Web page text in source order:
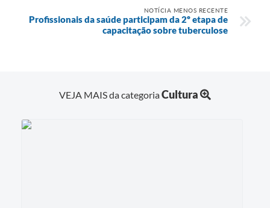
NOTÍCIA MENOS RECENTE
Profissionais da saúde participam da 2º etapa de
capacitação sobre tuberculose
VEJA MAIS da categoriaCultura